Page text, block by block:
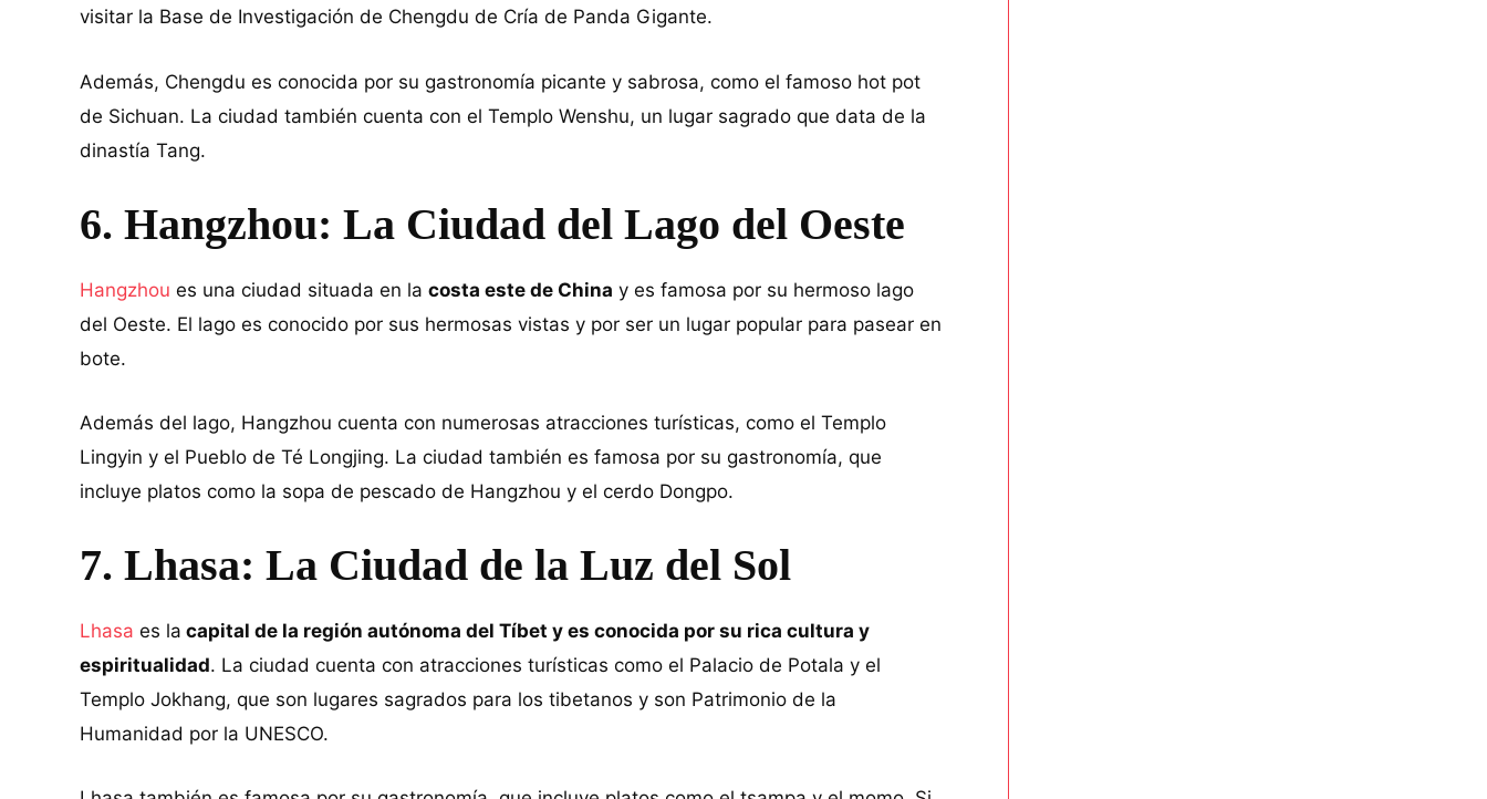
visitar la Base de Investigación de Chengdu de Cría de Panda Gigante.
Además, Chengdu es conocida por su gastronomía picante y sabrosa, como el famoso hot pot
de Sichuan. La ciudad también cuenta con el Templo Wenshu, un lugar sagrado que data de la
dinastía Tang.
6. Hangzhou: La Ciudad del Lago del Oeste
Hangzhou es una ciudad situada en la costa este de China y es famosa por su hermoso lago
del Oeste. El lago es conocido por sus hermosas vistas y por ser un lugar popular para pasear en
bote.
Además del lago, Hangzhou cuenta con numerosas atracciones turísticas, como el Templo
Lingyin y el Pueblo de Té Longjing. La ciudad también es famosa por su gastronomía, que
incluye platos como la sopa de pescado de Hangzhou y el cerdo Dongpo.
7. Lhasa: La Ciudad de la Luz del Sol
Lhasa es la capital de la región autónoma del Tíbet y es conocida por su rica cultura y
espiritualidad. La ciudad cuenta con atracciones turísticas como el Palacio de Potala y el
Templo Jokhang, que son lugares sagrados para los tibetanos y son Patrimonio de la
Humanidad por la UNESCO.